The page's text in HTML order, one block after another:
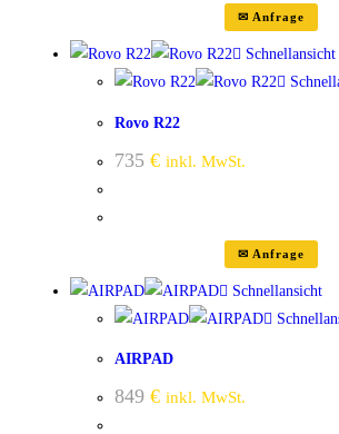
✉ Anfrage
Schnellansicht
✉ Anfrage
Rovo R22
735 € inkl. MwSt.
Schnellansicht
AIRPAD
849 € inkl. MwSt.